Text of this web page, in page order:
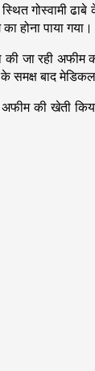
गोस्वामी
होना पाया गया।
की जा रही
समक्ष बाद
की खेती किया